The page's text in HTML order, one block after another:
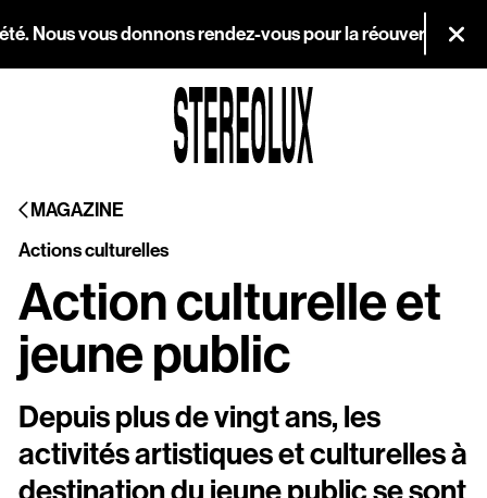
vous donnons rendez-vous pour la réouverture le
MAGAZINE
Actions culturelles
Action culturelle et
jeune public
Depuis plus de vingt ans, les
activités artistiques et culturelles à
destination du jeune public se sont
Agenda
Magazine
Stereolux
Arts & cultures
numériques
Infos pratiques